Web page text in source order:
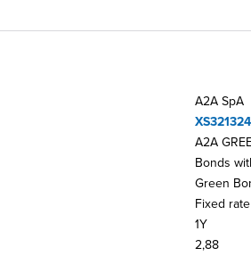
A2A SpA
A2A
Bonds
Green
Fixed rate
1Y
2,88